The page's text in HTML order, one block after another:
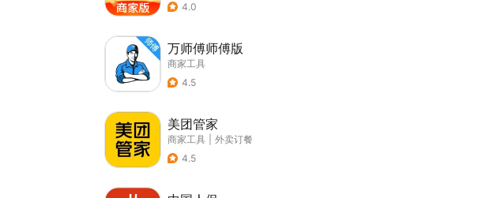
4.0
万师傅师傅版
商家工具
4.5
美团管家
商家工具
外卖订餐
4.5